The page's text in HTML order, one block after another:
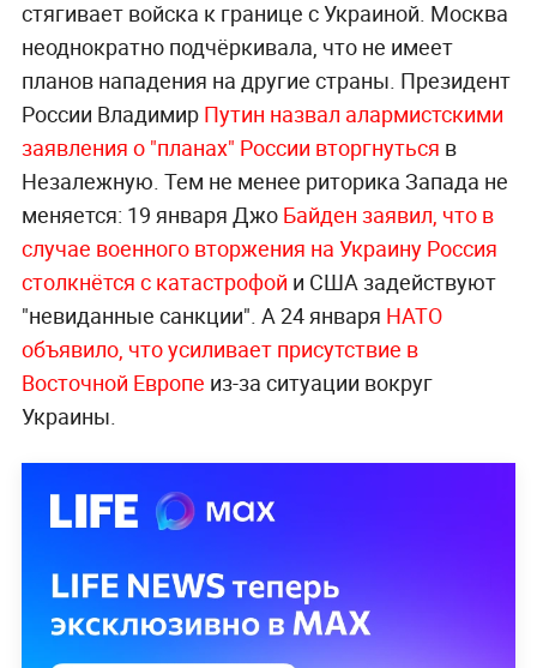
стягивает войска к границе с Украиной. Москва
неоднократно подчёркивала, что не имеет
планов нападения на другие страны. Президент
России Владимир Путин назвал алармистскими
заявления о "планах" России вторгнуться в
Незалежную. Тем не менее риторика Запада не
меняется: 19 января Джо Байден заявил, что в
случае военного вторжения на Украину Россия
столкнётся с катастрофой и США задействуют
"невиданные санкции". А 24 января НАТО
объявило, что усиливает присутствие в
Восточной Европе из-за ситуации вокруг
Украины.